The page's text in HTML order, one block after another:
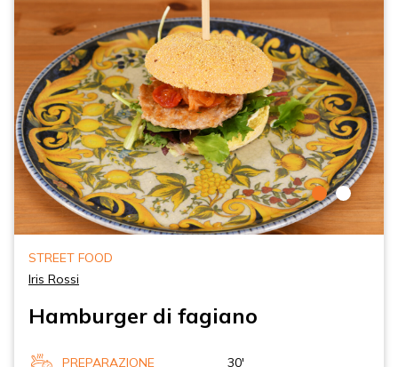
STREET FOOD
Iris Rossi
Hamburger di fagiano
PREPARAZIONE 30'